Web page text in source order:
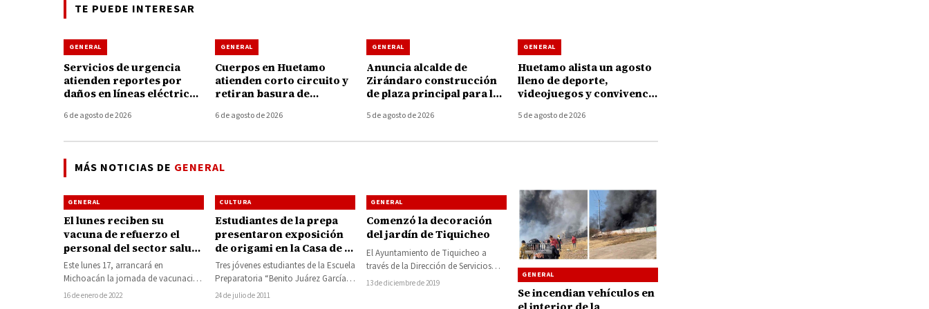
TE PUEDE INTERESAR
GENERAL
Servicios de urgencia
atienden reportes por
daños en líneas eléctricas
Huetamo
6 de agosto de 2026
GENERAL
Cuerpos en Huetamo
atienden corto circuito y
retiran basura de
tormenta de ayer
6 de agosto de 2026
GENERAL
Anuncia alcalde de
Zirándaro construcción
de plaza principal para la
5 de agosto de 2026
GENERAL
Huetamo alista un agosto
lleno de deporte,
videojuegos y convivencia
5 de agosto de 2026
MÁS NOTICIAS DE GENERAL
GENERAL
El lunes reciben su
vacuna de refuerzo el
personal del sector salud
privado de Huetamo, San
Lucas y Tiquicheo
Este lunes 17, arrancará en
Michoacán la jornada de vacunación
de refuerzo para personal de salud
16 de enero de 2022
CULTURA
Estudiantes de la prepa
presentaron exposición
de origami en la Casa de la
Cultura
Tres jóvenes estudiantes de la Escuela
Preparatoria “Benito Juárez García”,
de esta ciudad, realizaron una
24 de julio de 2011
GENERAL
Comenzó la decoración
del jardín de Tiquicheo
El Ayuntamiento de Tiquicheo a
través de la Dirección de Servicios
Municipales inició la mañana de este
13 de diciembre de 2019
GENERAL
Se incendian vehículos en